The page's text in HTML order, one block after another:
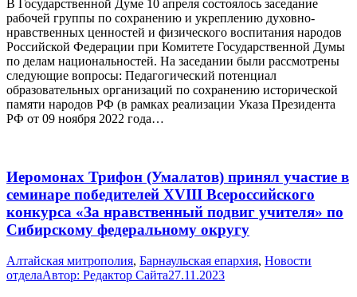
В Государственной Думе 10 апреля состоялось заседание
рабочей группы по сохранению и укреплению духовно-
нравственных ценностей и физического воспитания народов
Российской Федерации при Комитете Государственной Думы
по делам национальностей. На заседании были рассмотрены
следующие вопросы: Педагогический потенциал
образовательных организаций по сохранению исторической
памяти народов РФ (в рамках реализации Указа Президента
РФ от 09 ноября 2022 года…
Иеромонах Трифон (Умалатов) принял участие в
семинаре победителей XVIII Всероссийского
конкурса «За нравственный подвиг учителя» по
Сибирскому федеральному округу
Алтайская митрополия, Барнаульская епархия, Новости
отделаАвтор: Редактор Сайта27.11.2023